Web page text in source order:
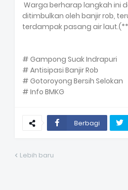
Warga berharap langkah ini
ditimbulkan oleh banjir rob,
terdampak pasang air
# Gampong Suak Indrapuri
# Antisipasi Banjir Rob
# Gotoroyong Bersih Selokan
# Info BMKG
Berbagi
Lebih baru